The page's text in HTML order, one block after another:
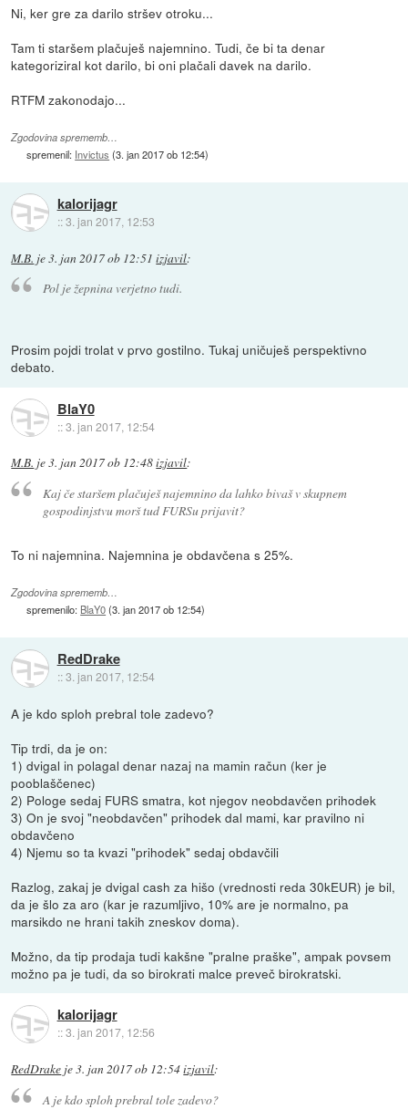
Ni, ker gre za darilo stršev otroku...
Tam ti staršem plačuješ najemnino. Tudi, če bi ta denar
kategoriziral kot darilo, bi oni plačali davek na darilo.
RTFM zakonodajo...
Zgodovina sprememb…
spremenil: Invictus (3. jan 2017 ob 12:54)
kalorijagr
::3. jan 2017, 12:53
M.B. je3. jan 2017 ob 12:51 izjavil:
Pol je žepnina verjetno tudi.
Prosim pojdi trolat v prvo gostilno. Tukaj uničuješ perspektivno
debato.
BlaY0
::3. jan 2017, 12:54
M.B. je3. jan 2017 ob 12:48izjavil:
Kaj če staršem plačuješ najemnino da lahko bivaš v skupnem
gospodinjstvu morš tud FURSu prijavit?
To ni najemnina. Najemnina je obdavčena s 25%.
Zgodovina sprememb…
spremenilo: BlaY0(3. jan 2017 ob 12:54)
RedDrake
::3. jan 2017, 12:54
A je kdo sploh prebral tole zadevo?
Tip trdi, da je on:
1) dvigal in polagal denar nazaj na mamin račun (ker je
pooblaščenec)
2) Pologe sedaj FURS smatra, kot njegov neobdavčen prihodek
3) On je svoj "neobdavčen" prihodek dal mami, kar pravilno ni
obdavčeno
4) Njemu so ta kvazi "prihodek" sedaj obdavčili
Razlog, zakaj je dvigal cash za hišo (vrednosti reda 30kEUR) je bil,
da je šlo za aro (kar je razumljivo, 10% are je normalno, pa
marsikdo ne hrani takih zneskov doma).
Možno, da tip prodaja tudi kakšne "pralne praške", ampak povsem
možno pa je tudi, da so birokrati malce preveč birokratski.
kalorijagr
::3. jan 2017, 12:56
RedDrake je3. jan 2017 ob 12:54izjavil:
A je kdo sploh prebral tole zadevo?